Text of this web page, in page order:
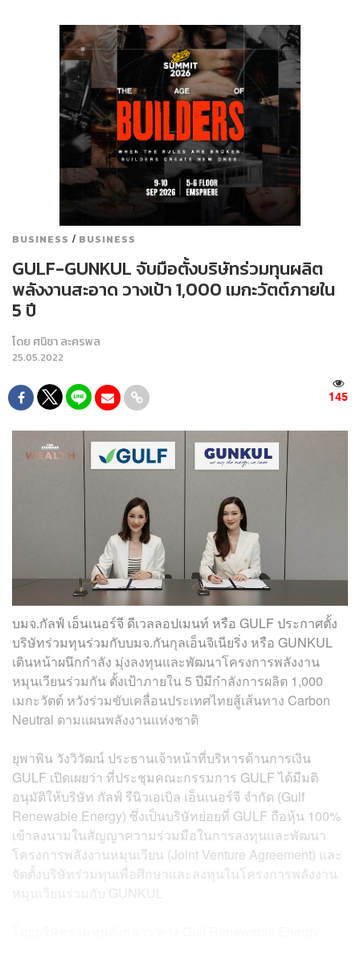
BUSINESS / BUSINESS
GULF-GUNKUL จับมือตั้งบริษัทร่วมทุนผลิต
พลังงานสะอาด วางเป้า 1,000 เมกะวัตต์ภายใน
5 ปี
โดย ศนิชา ละครพล
25.05.2022
145
บมจ.กัลฟ์ เอ็นเนอร์จี ดีเวลลอปเมนท์ หรือ GULF ประกาศตั้ง
บริษัทร่วมทุนร่วมกับบมจ.กันกุลเอ็นจิเนียริ่ง หรือ GUNKUL
เดินหน้าผนึกกำลัง มุ่งลงทุนและพัฒนาโครงการพลังงาน
หมุนเวียนร่วมกัน ตั้งเป้าภายใน 5 ปีมีกำลังการผลิต 1,000
เมกะวัตต์ หวังร่วมขับเคลื่อนประเทศไทยสู้เส้นทาง Carbon
Neutral ตามแผนพลังงานแห่งชาติ
ยุพาพิน วังวิวัฒน์ ประธานเจ้าหน้าที่บริหารด้านการเงิน
GULF เปิดเผยว่า ที่ประชุมคณะกรรมการ GULF ได้มีมติ
อนุมัติให้บริษัท กัลฟ์ รีนิวเอเบิล เอ็นเนอร์จี จำกัด (Gulf
Renewable Energy) ซึ่งเป็นบริษัทย่อยที่ GULF ถือหุ้น 100%
เข้าลงนามในสัญญาความร่วมมือในการลงทุนและพัฒนา
โครงการพลังงานหมุนเวียน (Joint Venture Agreement) และ
จัดตั้งบริษัทร่วมทุนเพื่อศึกษาและลงทุนในโครงการพลังงาน
หมุนเวียนร่วมกับ GUNKUL